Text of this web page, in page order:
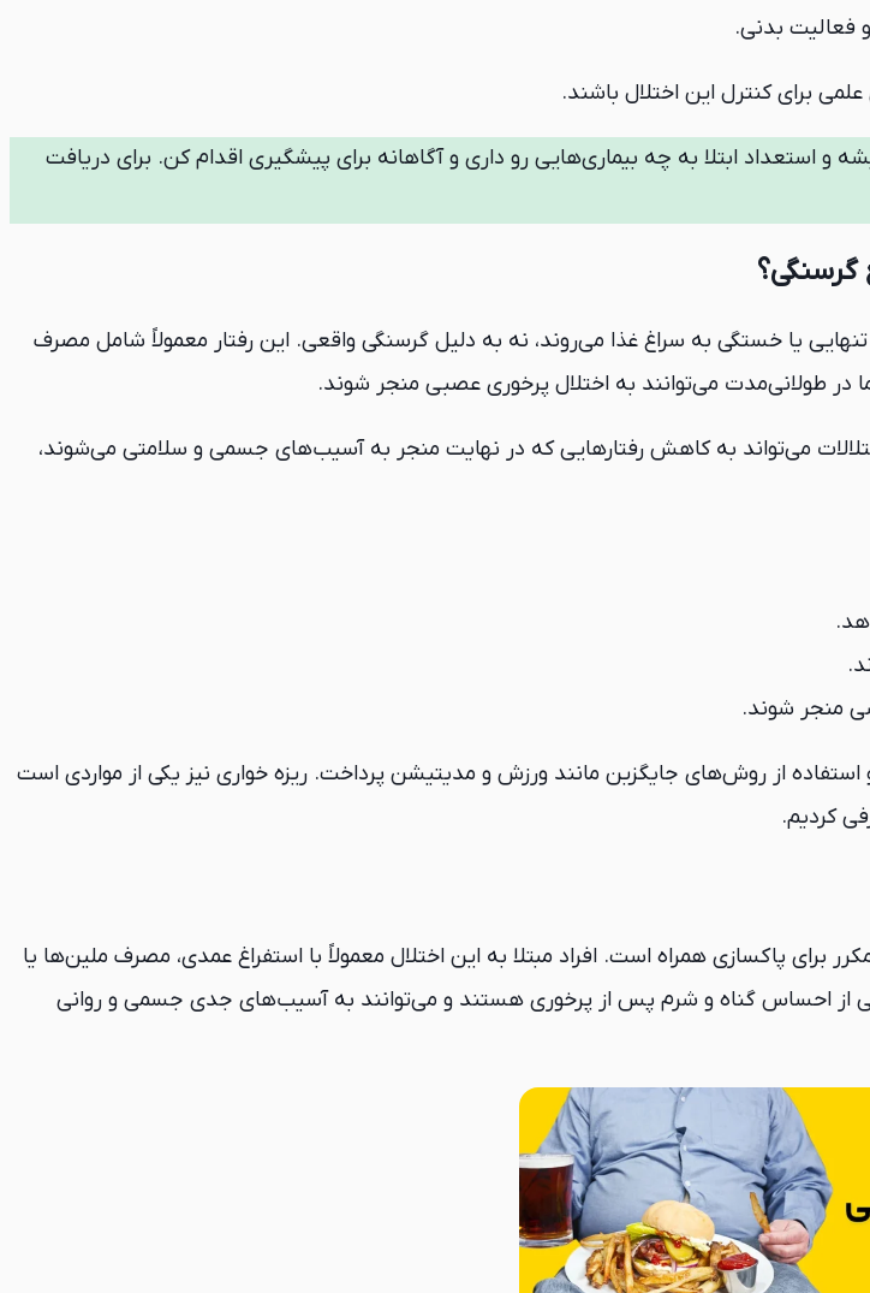
فعالیت بدنی.
برای کنترل این اختلال باشند.
و استعداد ابتلا به چه بیماری‌هایی رو داری و آگاهانه برای پیشگیری اقدام کن. برای دریافت
یا خستگی به سراغ غذا می‌روند، نه به دلیل گرسنگی واقعی. این رفتار معمولاً شامل مصرف
طولانی‌مدت می‌توانند به اختلال پرخوری عصبی منجر شوند.
می‌تواند به کاهش رفتارهایی که در نهایت منجر به آسیب‌های جسمی و سلامتی می‌شوند،
منجر شوند.
از روش‌های جایگزین مانند ورزش و مدیتیشن پرداخت. ریزه خواری نیز یکی از مواردی است
کردیم.
پاکسازی همراه است. افراد مبتلا به این اختلال معمولاً با استفراغ عمدی، مصرف ملین‌ها یا
از احساس گناه و شرم پس از پرخوری هستند و می‌توانند به آسیب‌های جدی جسمی و روانی